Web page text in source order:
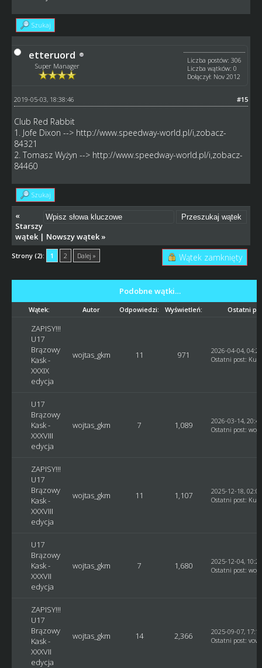
Szukaj
etteruord
Super Manager
Liczba postów: 306
Liczba wątków: 0
Dołączył: Nov 2012
#15
2019-05-03, 18:38:46
Club Red Rabbit
1. Jofe Dixon --> http://www.speedway-world.pl/i,zobacz-
84321
2. Tomasz Wyżyn --> http://www.speedway-world.pl/i,zobacz-
84460
Szukaj
«
Starszy
wątek| Nowszy wątek»
Strony (2): 1 2 Dalej » Wątek zamknięty
Podobne wątki…
Wątek: Autor Odpowiedzi: Wyświetleń: Ostatni
ZAPISY!!!
U17
Brązowy
Kask -
XXXIX
edycja
wojtas_gkm 11 971
2026-04-04,
Ostatni post: Kusy
U17
Brązowy
Kask -
XXXVIII
edycja
wojtas_gkm 7 1,089
2026-03-14,
Ostatni post:
ZAPISY!!!
U17
Brązowy
Kask -
XXXVIII
edycja
wojtas_gkm 11 1,107
2025-12-18,
Ostatni post: Kusy
U17
Brązowy
Kask -
XXXVII
edycja
wojtas_gkm 7 1,680
2025-12-04,
Ostatni post:
ZAPISY!!!
U17
Brązowy
Kask -
XXXVII
edycja
wojtas_gkm 14 2,366
2025-09-07,
Ostatni post: